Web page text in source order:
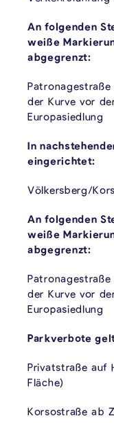
An folgenden
weiße
abgegrenzt:
der Kurve vor
Europasiedlung
In
eingerichtet:
Völkersberg/
An folgenden
weiße
abgegrenzt:
der Kurve vor
Europasiedlung
Parkverbote
Privatstraße auf
Fläche)
Korsostraße ab